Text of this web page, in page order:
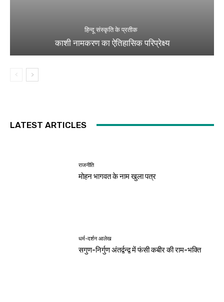
हिन्दू संस्कृति के प्रतीक
काशी नामकरण का ऐतिहासिक परिप्रेक्ष्य
LATEST ARTICLES
राजनीति
मोहन भागवत के नाम खुला पत्र
धर्म-दर्शन आलेख
सगुण-निर्गुण अंतर्द्वन्द्व में फंसी कबीर की राम-भक्ति